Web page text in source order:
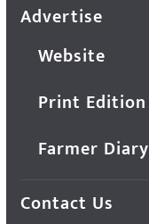
Advertise
Website
Print Edition
Farmer Diary
Contact Us